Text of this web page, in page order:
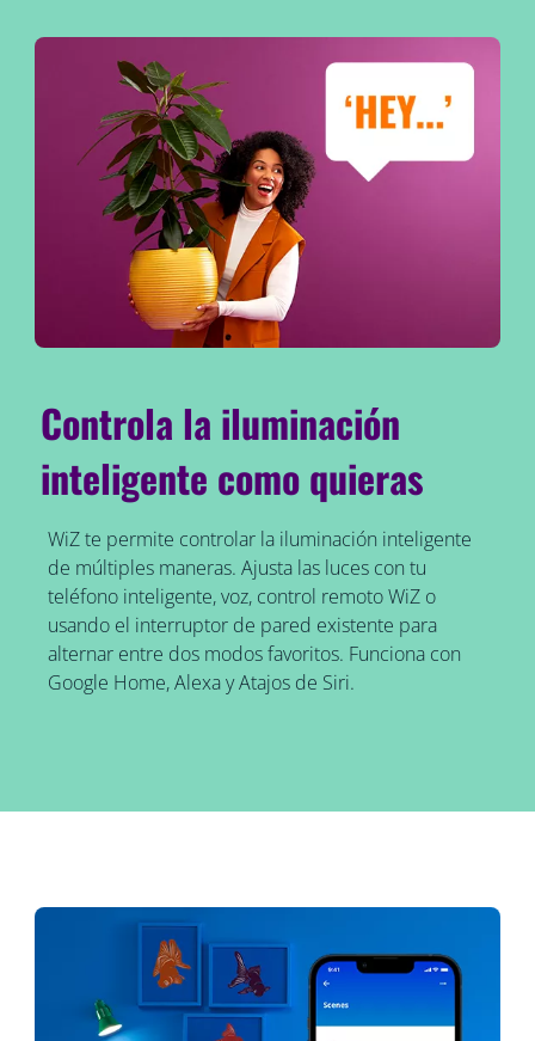
Controla la iluminación
inteligente como quieras
WiZ te permite controlar la iluminación inteligente
de múltiples maneras. Ajusta las luces con tu
teléfono inteligente, voz, control remoto WiZ o
usando el interruptor de pared existente para
alternar entre dos modos favoritos. Funciona con
Google Home, Alexa y Atajos de Siri.